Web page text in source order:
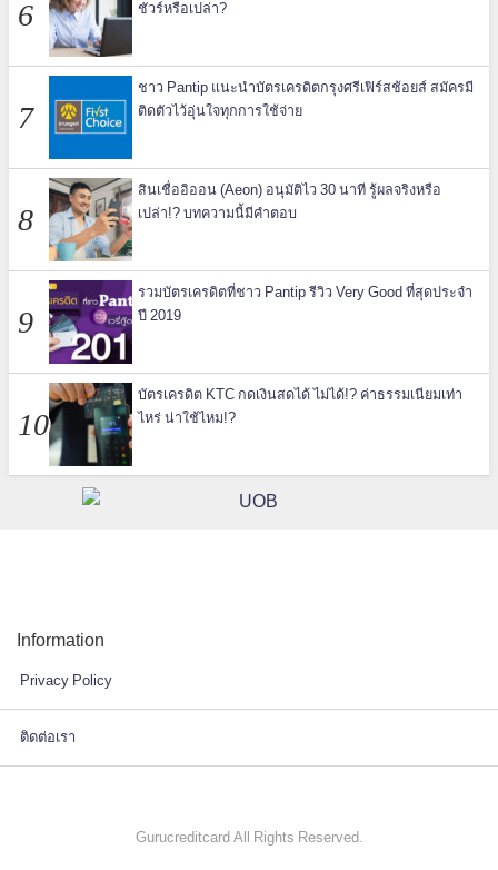
ชัวร์หรือเปล่า?
ชาว Pantip แนะนำบัตรเครดิตกรุงศรีเฟิร์สช้อยส์ สมัครมี
ติดตัวไว้อุ่นใจทุกการใช้จ่าย
สินเชื่ออิออน (Aeon) อนุมัติไว 30 นาที รู้ผลจริงหรือ
เปล่า!? บทความนี้มีคำตอบ
รวมบัตรเครดิตที่ชาว Pantip รีวิว Very Good ที่สุดประจำ
ปี 2019
บัตรเครดิต KTC กดเงินสดได้ ไม่ได้!? ค่าธรรมเนียมเท่า
ไหร่ น่าใช้ไหม!?
Information
Privacy Policy
ติดต่อเรา
Gurucreditcard All Rights Reserved.